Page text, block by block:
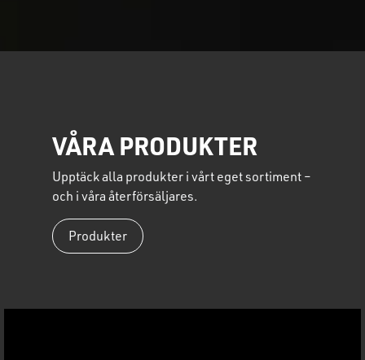
VÅRA PRODUKTER
Upptäck alla produkter i vårt eget sortiment –
och i våra återförsäljares.
Produkter